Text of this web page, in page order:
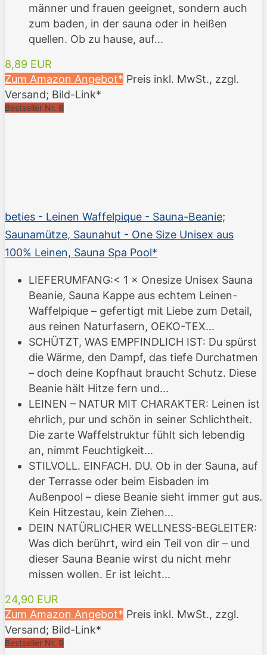
männer und frauen geeignet, sondern auch
zum baden, in der sauna oder in heißen
quellen. Ob zu hause, auf...
8,89 EUR
Zum Amazon Angebot* Preis inkl. MwSt., zzgl.
Versand; Bild-Link*
Bestseller Nr. 8
beties - Leinen Waffelpique - Sauna-Beanie;
Saunamütze, Saunahut - One Size Unisex aus
100% Leinen, Sauna Spa Pool*
LIEFERUMFANG:< 1 × Onesize Unisex Sauna
Beanie, Sauna Kappe aus echtem Leinen-
Waffelpique – gefertigt mit Liebe zum Detail,
aus reinen Naturfasern, OEKO-TEX...
SCHÜTZT, WAS EMPFINDLICH IST: Du spürst
die Wärme, den Dampf, das tiefe Durchatmen
– doch deine Kopfhaut braucht Schutz. Diese
Beanie hält Hitze fern und...
LEINEN – NATUR MIT CHARAKTER: Leinen ist
ehrlich, pur und schön in seiner Schlichtheit.
Die zarte Waffelstruktur fühlt sich lebendig
an, nimmt Feuchtigkeit...
STILVOLL. EINFACH. DU. Ob in der Sauna, auf
der Terrasse oder beim Eisbaden im
Außenpool – diese Beanie sieht immer gut aus.
Kein Hitzestau, kein Ziehen...
DEIN NATÜRLICHER WELLNESS-BEGLEITER:
Was dich berührt, wird ein Teil von dir – und
dieser Sauna Beanie wirst du nicht mehr
missen wollen. Er ist leicht...
24,90 EUR
Zum Amazon Angebot* Preis inkl. MwSt., zzgl.
Versand; Bild-Link*
Bestseller Nr. 9